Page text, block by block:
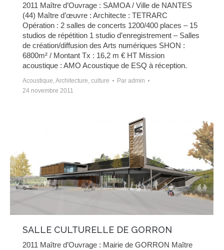
2011 Maître d’Ouvrage : SAMOA / Ville de NANTES
(44) Maître d’œuvre : Architecte : TETRARC
Opération : 2 salles de concerts 1200/400 places – 15
studios de répétition 1 studio d’enregistrement – Salles
de création/diffusion des Arts numériques SHON :
6800m² / Montant Tx : 16,2 m € HT Mission
acoustique : AMO Acoustique de ESQ à réception.
Acoustique Architecture culture Par admin
24 novembre 2011
SALLE CULTURELLE DE GORRON
2011 Maître d’Ouvrage : Mairie de GORRON Maître